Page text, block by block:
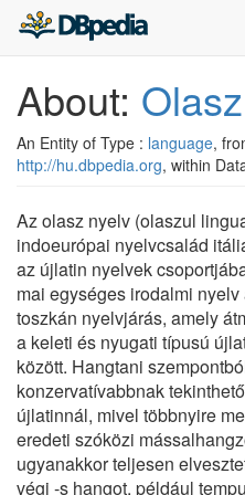
About:
An Entity of Type : language,
http://hu.dbpedia.org, within
Az olasz nyelv (olaszul
indoeurópai nyelvcsalád
az újlatin nyelvek
mai egységes irodalmi
toszkán nyelvjárás, amely
a keleti és nyugati típusú
között. Hangtani
konzervatívabbnak
újlatinnál, mivel többnyire
eredeti szóközi
ugyanakkor teljesen
végi -s hangot, például